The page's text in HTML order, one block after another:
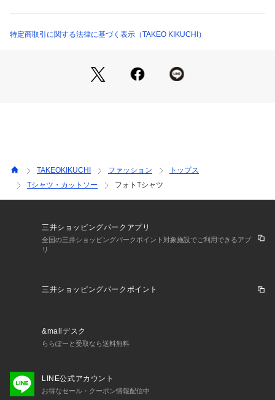
コットン100％の素材を使用しています。
－ BRAND CONCEPT －
時代を超えて支持されるトラディショナルなアイテムをベース
のミックススタイルを提案します。
【気になる商品はお気に入り登録をおススメ】
知をお知らせいたします。
ができます。
ります。また、パソコン・スマートフォンなどの環境により、
若干製品と画像のカラーが異なる場合もございます。
特定商取引に関する法律に基づく表示（TAKEO KIKUCHI）
TAKEOKIKUCHI ファッション
トップス
Tシャツ・カットソー
フォトTシャツ
三井ショッピングパークアプリ
全国の三井ショッピングパークポイント対象施設でご利用できるアプ
リ
三井ショッピングパークポイント
&mallデスク
ららぽーと受取なら送料無料
LINE公式アカウント
お得なセール・クーポン情報配信中